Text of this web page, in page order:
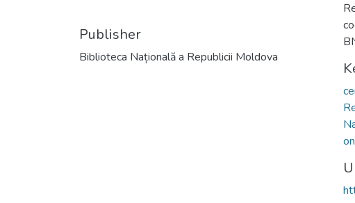
Publisher
Biblioteca Națională a Republicii Moldova